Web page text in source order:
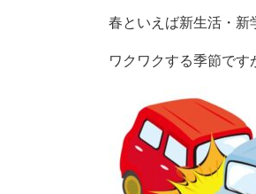
春といえば新生活・
ワクワクする季節です